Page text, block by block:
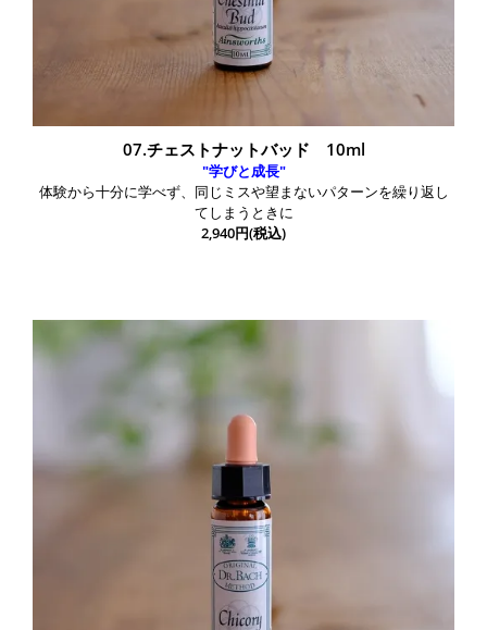
07.チェストナットバッド 10ml
"学びと成長"
体験から十分に学べず、同じミスや望まないパターンを繰り返し
てしまうときに
2,940円(税込)